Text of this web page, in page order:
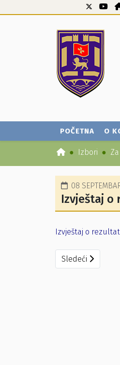
POČETNA O
Izbori
08
Izvještaj o
Izvještaj o
Sledeći članak:
Sledeći